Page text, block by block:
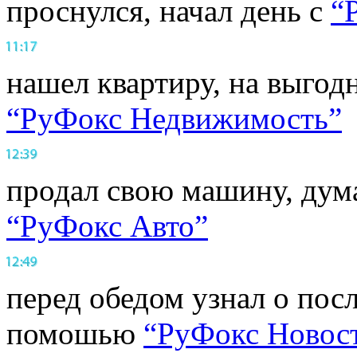
проснулся, начал день с
нашел квартиру, на
“РуФокс Недвижимость”
продал свою машину,
“РуФокс Авто”
перед обедом узнал о
помошью “РуФокс